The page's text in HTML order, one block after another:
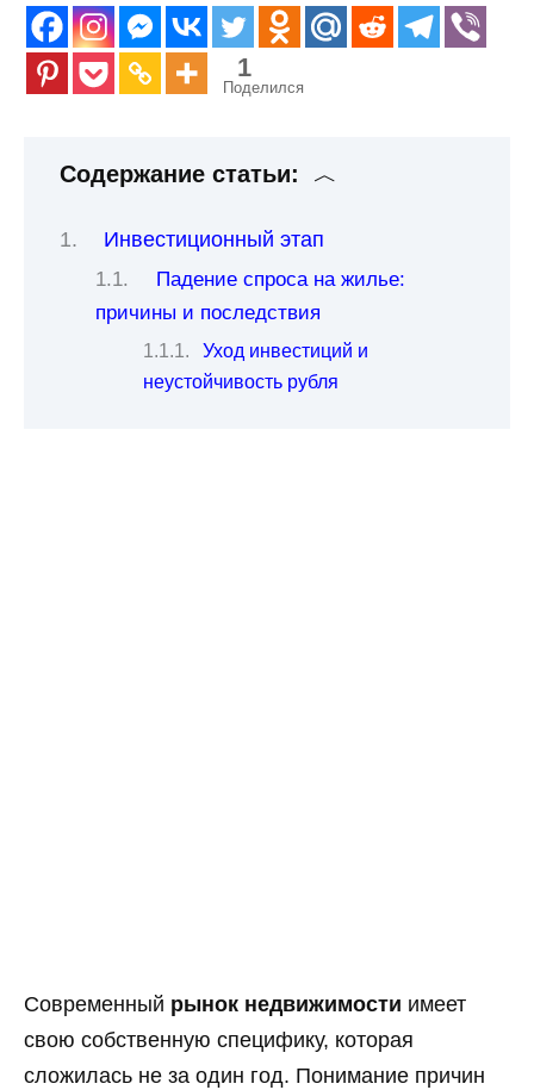
1
Поделился
Содержание статьи:
Инвестиционный этап
Падение спроса на жилье:
причины и последствия
Уход инвестиций и
неустойчивость рубля
Современный рынок недвижимости имеет
свою собственную специфику, которая
сложилась не за один год. Понимание причин